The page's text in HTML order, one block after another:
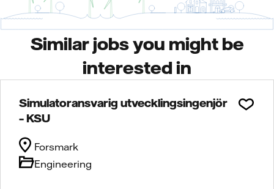
Similar jobs you might be
interested in
Simulatoransvarig utvecklingsingenjör
– KSU
Engineering
Forsmark